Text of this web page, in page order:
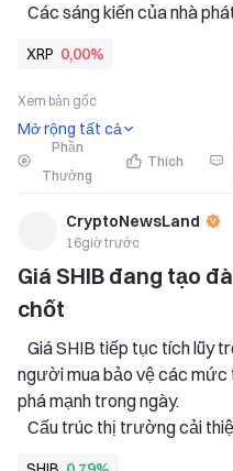
Các sáng kiến của nhà
cơ sở hạ tầng tài chính.
   Kho dự trữ chiến lược
XRP 0,00%
Xem bản gốc
Mở rộng tất cả
Phần
Thưởng
Thích
CryptoNewsLand
16giờ trước
Giá SHIB đang tạo
chốt
Giá SHIB tiếp tục tích lũy
người mua bảo vệ các
phá mạnh trong ngày.
Cấu trúc thị trường cải